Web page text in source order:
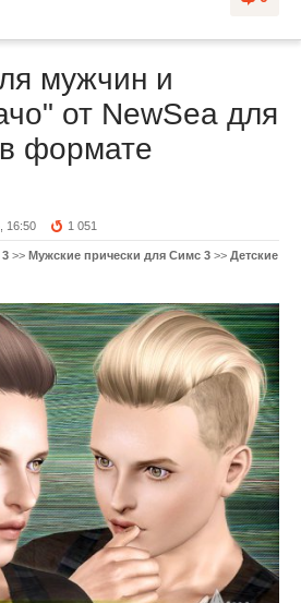
мужчин и
от NewSea для
формате
16:50 1 051
>> Мужские прически для Симс 3 >> Детские